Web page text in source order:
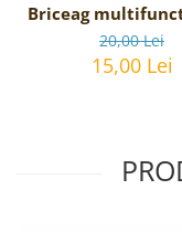
Briceag
12 functii
THMFK0126
20,00 Lei
15,00 Lei